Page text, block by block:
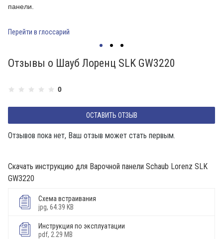
панели.
Перейти в глоссарий
Отзывы о Шауб Лоренц SLK GW3220
ОСТАВИТЬ ОТЗЫВ
0
Отзывов пока нет, Ваш отзыв может стать первым.
Скачать инструкцию для Варочной панели Schaub Lorenz SLK
GW3220
Схема встраивания
jpg, 64.39 KB
Инструкция по эксплуатации
pdf, 2.29 MB